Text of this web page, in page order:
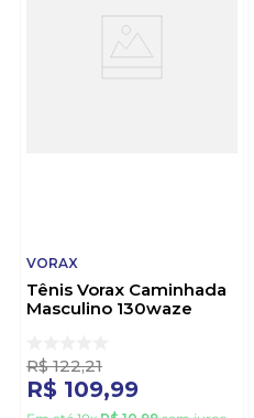
VORAX
Tênis Vorax Caminhada
Masculino 130waze
R$ 122,21
R$ 109,99